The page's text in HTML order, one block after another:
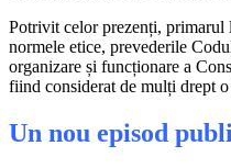
Potrivit celor prezenți,
normele etice, prevederile
organizare și funcționare a
fiind considerat de mulți drept
Un nou episod